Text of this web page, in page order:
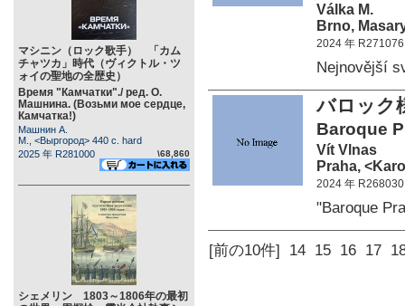
マシニン（ロック歌手） 「カム
チャツカ」時代（ヴィクトル・ツ
ォイの聖地の全歴史）
Время "Камчатки"./ ред. О.
Машнина. (Возьми мое сердце,
Камчатка!)
Машнин А.
М., <Выргород> 440 c. hard
2025 年 R281000
\68,860
シェメリン 1803～1806年の最初
Válka M.
Brno,
2024 年 R271076
Nejnovější
バロック
Baroque
Vít Vlnas
Praha,
2024 年 R268030
"Baroque
[前の10件] 14 15 16 17